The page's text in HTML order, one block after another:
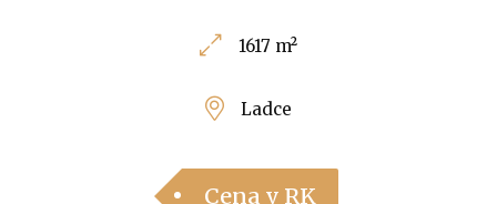
1617 m²
Ladce
Cena v RK